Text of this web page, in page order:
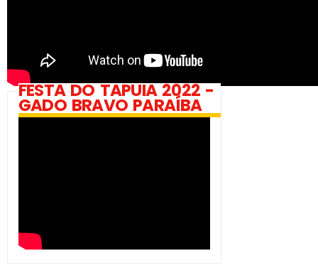
FESTA DO TAPUIA 2022 -
GADO BRAVO PARAÍBA